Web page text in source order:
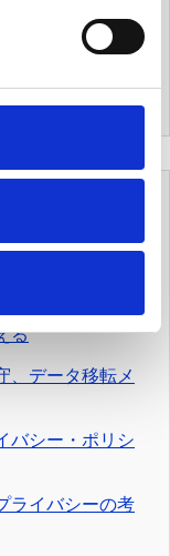
社オリジナル
致しま
る
、データ移転メ
バシー・ポリシ
ライバシーの考